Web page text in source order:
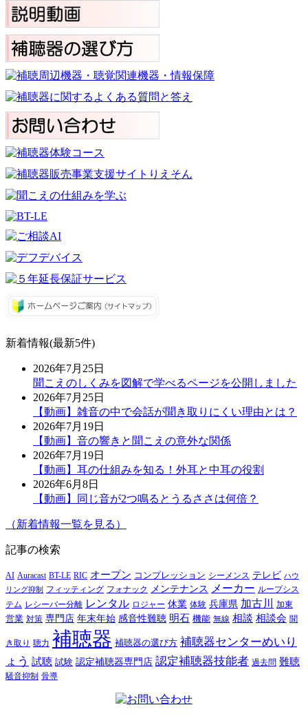
新着情報(最新5件)
2026年7月25日
聞こえのしくみを図解で学べるページを公開しました
2026年7月25日
【動画】雑音の中で会話が聞き取りにくい理由とは？
2026年7月19日
【動画】音の響きと聞こえの意外な関係
2026年7月19日
【動画】耳の仕組みを知る！外耳と中耳の役割
2026年6月8日
【動画】同じ音が2つ鳴るとうるささは何倍？
（新着情報一覧を見る）
記事の検索
AI Auracast BT-LE RIC オープン コンプレッション シーメンス テレビ ハウ
リング抑制
フィッティング フォナック メンテナンス メーカー ループシス
テム レシーバー分離 レンタル ロジャー 休業 体験 兵庫県 加古川 加東
営業 対策 専門店 年末年始 感音性難聴 明石 機能 無線 相談 相談会 聞
き取り 聴力 補聴器 補聴器の選び方 補聴器センターめいり
ょう 試聴 試験 認定補聴器専門店 認定補聴器技能者 過去問 難聴
騒音抑制 骨導